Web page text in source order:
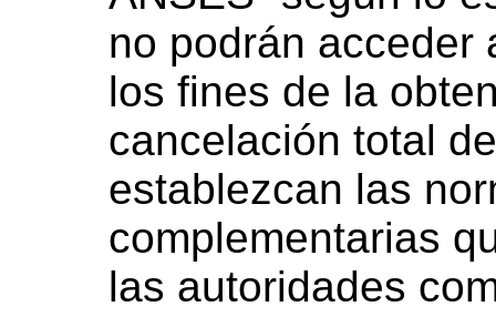
no podrán acceder
los fines de la
cancelación total
establezcan las
complementarias
las autoridades